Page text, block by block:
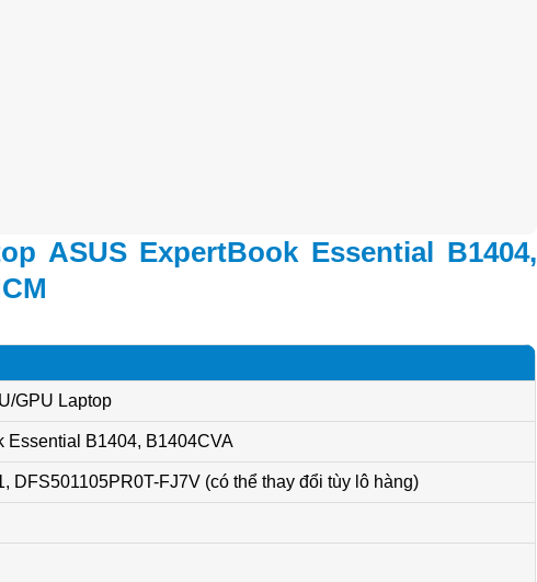
ASUS ExpertBook Essential B1404,
GPU Laptop
Essential B1404, B1404CVA
DFS501105PR0T-FJ7V (có thể thay đổi tùy lô hàng)